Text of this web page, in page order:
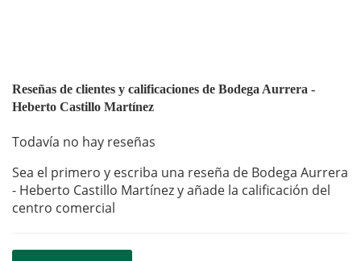
Reseñas de clientes y calificaciones de Bodega Aurrera -
Heberto Castillo Martínez
Todavía no hay reseñas
Sea el primero y escriba una reseña de Bodega Aurrera
- Heberto Castillo Martínez y añade la calificación del
centro comercial